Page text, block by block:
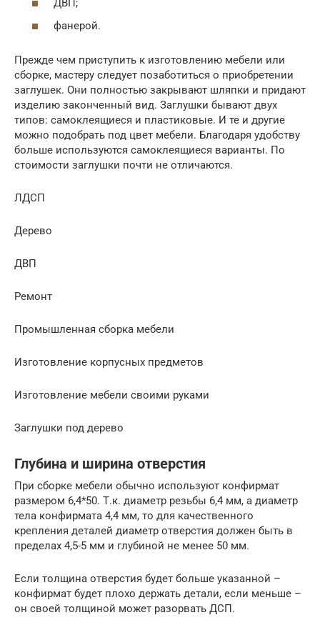
ДВП;
фанерой.
Прежде чем приступить к изготовлению мебели или
сборке, мастеру следует позаботиться о приобретении
заглушек. Они полностью закрывают шляпки и придают
изделию законченный вид. Заглушки бывают двух
типов: самоклеящиеся и пластиковые. И те и другие
можно подобрать под цвет мебели. Благодаря удобству
больше используются самоклеящиеся варианты. По
стоимости заглушки почти не отличаются.
ЛДСП
Дерево
ДВП
Ремонт
Промышленная сборка мебели
Изготовление корпусных предметов
Изготовление мебели своими руками
Заглушки под дерево
Глубина и ширина отверстия
При сборке мебели обычно используют конфирмат
размером 6,4*50. Т.к. диаметр резьбы 6,4 мм, а диаметр
тела конфирмата 4,4 мм, то для качественного
крепления деталей диаметр отверстия должен быть в
пределах 4,5-5 мм и глубиной не менее 50 мм.
Если толщина отверстия будет больше указанной –
конфирмат будет плохо держать детали, если меньше –
он своей толщиной может разорвать ДСП.